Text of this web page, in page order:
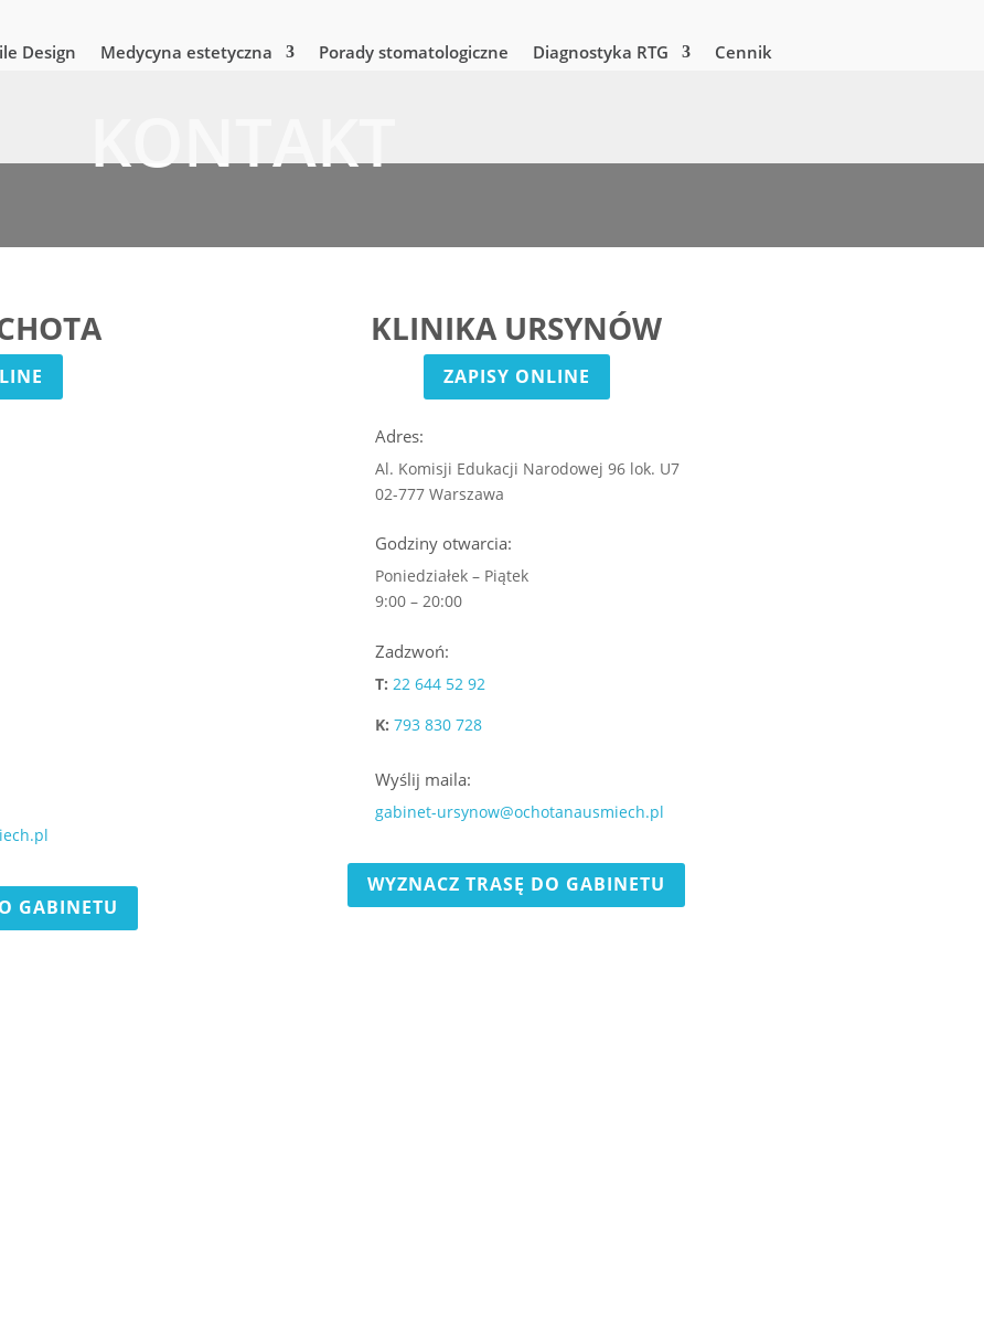
Design Medycyna estetyczna Porady stomatologiczne Diagnostyka RTG Cennik
KONTAKT
GABINETU
KLINIKA URSYNÓW
ZAPISY ONLINE
Adres:
Al. Komisji Edukacji Narodowej 96 lok. U7
02-777 Warszawa
Godziny otwarcia:
Poniedziałek – Piątek
9:00 – 20:00
Zadzwoń:
T: 22 644 52 92
K: 793 830 728
Wyślij maila:
gabinet-ursynow@ochotanausmiech.pl
WYZNACZ TRASĘ DO GABINETU